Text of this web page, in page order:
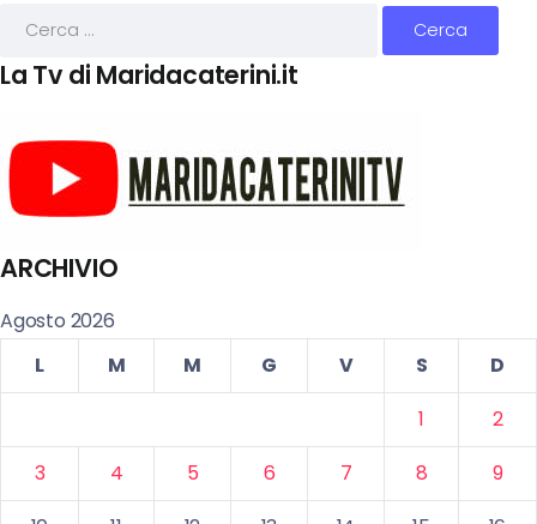
La Tv di Maridacaterini.it
ARCHIVIO
Agosto 2026
L
M M G V S
D
1
2
3
4 5 6 7 8
9